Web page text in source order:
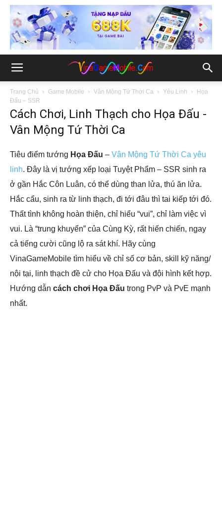
Trang Chủ Game Mobile Vân Mộng Tứ Thời Ca Yêu Linh
Họa
Đấu – SSR
Cách Chơi, Linh Thạch cho Họa Đấu -
Vân Mộng Tứ Thời Ca
Tiêu điểm tướng Họa Đấu – Vân Mộng Tứ Thời Ca yêu
linh. Đây là vị tướng xếp loại Tuyệt Phẩm – SSR sinh ra
ở gần Hắc Côn Luân, có thể dùng than lửa, thú ăn lửa.
Hắc cẩu, sinh ra từ linh thạch, đi tới đâu thì tai kiếp tới đó.
Thất tình không hoàn thiện, chỉ hiểu “vui”, chỉ làm việc vì
vui. Là “trung khuyển” của Cùng Kỳ, rất hiến chiến, ngay
cả tiếng cười cũng lộ ra sát khí. Hãy cùng
VinaGameMobile tìm hiểu về chỉ số cơ bản, skill kỹ năng/
nội tại, linh thạch đề cử cho Họa Đấu và đội hình kết hợp.
Hướng dẫn cách chơi Họa Đấu trong PvP và PvE mạnh
nhất.